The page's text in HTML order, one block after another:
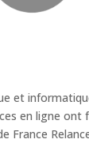
et
en ligne ont
France